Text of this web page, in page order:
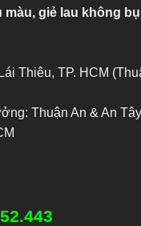
màu, giẻ lau không
Thiêu, TP. HCM
Thuận An & An